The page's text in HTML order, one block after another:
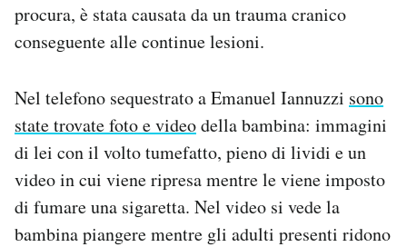
procura, è stata causata da un trauma cranico
conseguente alle continue lesioni.
Nel telefono sequestrato a Emanuel Iannuzzi sono
state trovate foto e videodella bambina: immagini
di lei con il volto tumefatto, pieno di lividi e un
video in cui viene ripresa mentre le viene imposto
di fumare una sigaretta. Nel video si vede la
bambina piangere mentre gli adulti presenti ridono